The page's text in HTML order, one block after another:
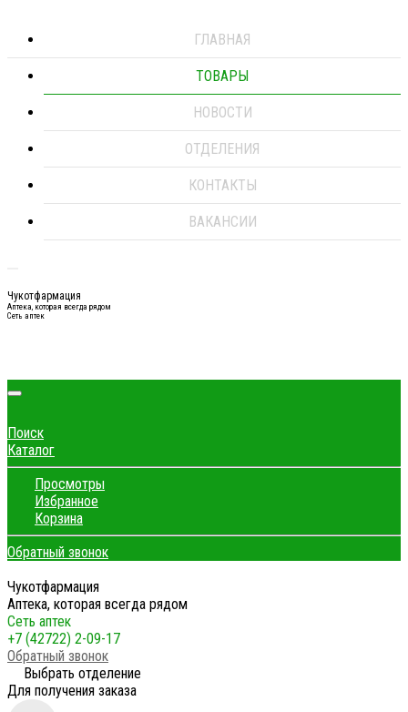
ГЛАВНАЯ
ТОВАРЫ
НОВОСТИ
ОТДЕЛЕНИЯ
КОНТАКТЫ
ВАКАНСИИ
Чукотфармация
Аптека, которая всегда рядом
Сеть аптек
Поиск
Каталог
Просмотры
Избранное
Корзина
Обратный звонок
Чукотфармация
Аптека, которая всегда рядом
Сеть аптек
+7 (42722) 2-09-17
Обратный звонок
Выбрать отделение
Для получения заказа